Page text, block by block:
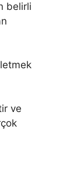
belirli
ve